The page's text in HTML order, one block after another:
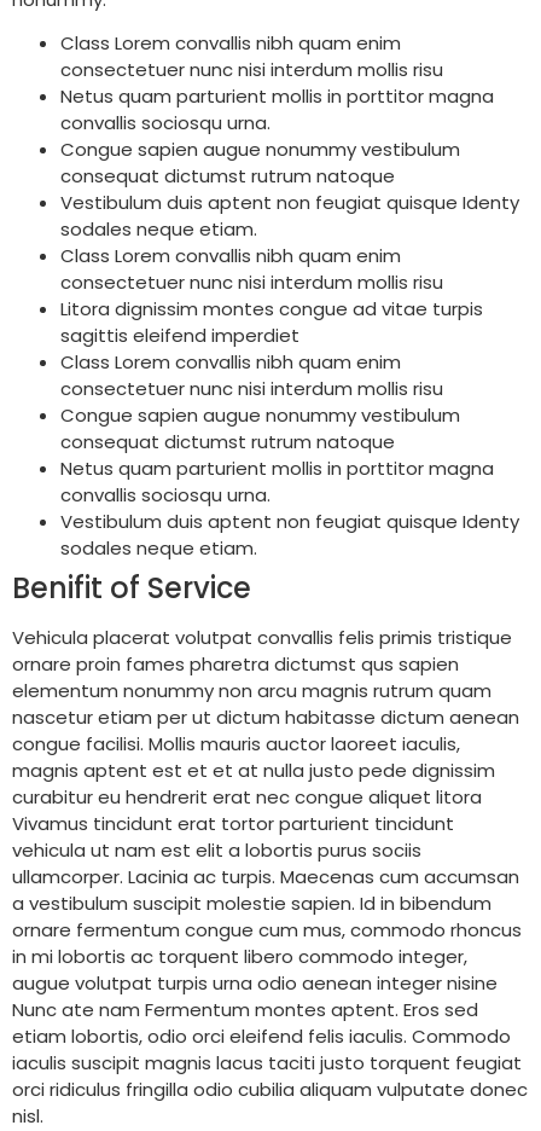
Class Lorem convallis nibh quam enim
consectetuer nunc nisi interdum mollis risu
Netus quam parturient mollis in porttitor magna
convallis sociosqu urna.
Congue sapien augue nonummy vestibulum
consequat dictumst rutrum natoque
Vestibulum duis aptent non feugiat quisque Identy
sodales neque etiam.
Class Lorem convallis nibh quam enim
consectetuer nunc nisi interdum mollis risu
Litora dignissim montes congue ad vitae turpis
sagittis eleifend imperdiet
Class Lorem convallis nibh quam enim
consectetuer nunc nisi interdum mollis risu
Congue sapien augue nonummy vestibulum
consequat dictumst rutrum natoque
Netus quam parturient mollis in porttitor magna
convallis sociosqu urna.
Vestibulum duis aptent non feugiat quisque Identy
sodales neque etiam.
Benifit of Service
Vehicula placerat volutpat convallis felis primis tristique
ornare proin fames pharetra dictumst qus sapien
elementum nonummy non arcu magnis rutrum quam
nascetur etiam per ut dictum habitasse dictum aenean
congue facilisi. Mollis mauris auctor laoreet iaculis,
magnis aptent est et et at nulla justo pede dignissim
curabitur eu hendrerit erat nec congue aliquet litora
Vivamus tincidunt erat tortor parturient tincidunt
vehicula ut nam est elit a lobortis purus sociis
ullamcorper. Lacinia ac turpis. Maecenas cum accumsan
a vestibulum suscipit molestie sapien. Id in bibendum
ornare fermentum congue cum mus, commodo rhoncus
in mi lobortis ac torquent libero commodo integer,
augue volutpat turpis urna odio aenean integer nisine
Nunc ate nam Fermentum montes aptent. Eros sed
etiam lobortis, odio orci eleifend felis iaculis. Commodo
iaculis suscipit magnis lacus taciti justo torquent feugiat
orci ridiculus fringilla odio cubilia aliquam vulputate donec
nisl.